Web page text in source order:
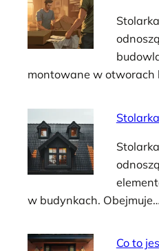
montowane w otworach
w budynkach. Obejmuje…
Co to